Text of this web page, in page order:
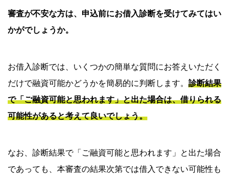
審査が不安な方は、申込前にお借入診断を受けてみてはい
かがでしょうか。
お借入診断では、いくつかの簡単な質問にお答えいただく
だけで融資可能かどうかを簡易的に判断します。 診断結果
で「ご融資可能と思われます」と出た場合は、借りられる
可能性があると考えて良いでしょう。
なお、診断結果で「ご融資可能と思われます」と出た場合
であっても、本審査の結果次第では借入できない可能性も